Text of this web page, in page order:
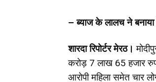
– ब्याज के लालच ने बनाया
शारदा रिपोर्टर मेरठ।
करोड़ 7 लाख 65 हजार
आरोपी महिला समेत चार